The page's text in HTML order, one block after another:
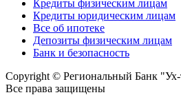
Кредиты физическим лицам
Кредиты юридическим лицам
Все об ипотеке
Депозиты физическим лицам
Банк и безопасность
Copyright © Региональный Банк
Все права защищены